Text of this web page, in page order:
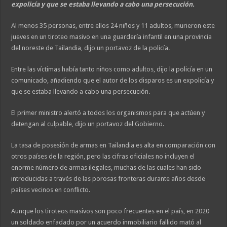
expolicía y que se estaba llevando a cabo una persecución.
Al menos 35 personas, entre ellos 24 niños y 11 adultos, murieron este
jueves en un tiroteo masivo en una guardería infantil en una provincia
del noreste de Tailandia, dijo un portavoz de la policía.
Entre las víctimas había tanto niños como adultos, dijo la policía en un
comunicado, añadiendo que el autor de los disparos es un expolicía y
que se estaba llevando a cabo una persecución.
El primer ministro alertó a todos los organismos para que actúen y
detengan al culpable, dijo un portavoz del Gobierno.
La tasa de posesión de armas en Tailandia es alta en comparación con
otros países de la región, pero las cifras oficiales no incluyen el
enorme número de armas ilegales, muchas de las cuales han sido
introducidas a través de las porosas fronteras durante años desde
países vecinos en conflicto.
Aunque los tiroteos masivos son poco frecuentes en el país, en 2020
un soldado enfadado por un acuerdo inmobiliario fallido mató al